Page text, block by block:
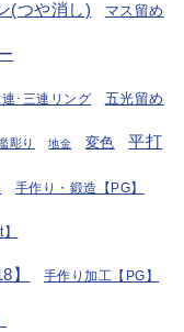
(つや消し) マス留め
･三連リング 五光留め
彫り 地金 変色 平打
手作り・鍛造【PG】
】 手作り加工【PG】